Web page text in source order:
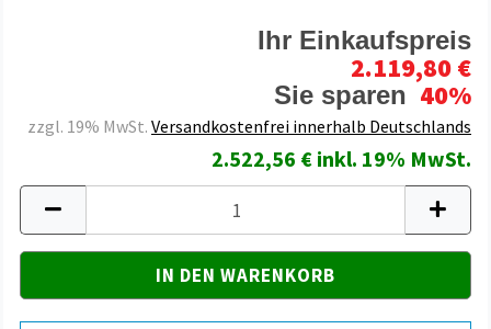
Ihr Einkaufspreis
2.119,80 €
Sie sparen 40%
zzgl. 19% MwSt. Versandkostenfrei innerhalb Deutschlands
2.522,56 € inkl. 19% MwSt.